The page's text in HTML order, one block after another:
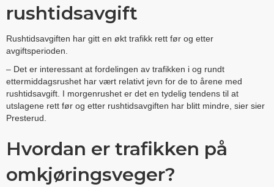
rushtidsavgift
Rushtidsavgiften har gitt en økt trafikk rett før og etter
avgiftsperioden.
– Det er interessant at fordelingen av trafikken i og rundt
ettermiddagsrushet har vært relativt jevn for de to årene med
rushtidsavgift. I morgenrushet er det en tydelig tendens til at
utslagene rett før og etter rushtidsavgiften har blitt mindre, sier sier
Presterud.
Hvordan er trafikken på
omkjøringsveger?